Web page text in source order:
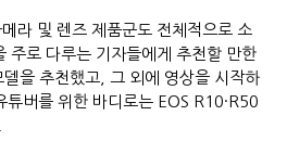
라 및 렌즈 제품군도 전체적으로 소
주로 다루는 기자들에게 추천할 만한
델을 추천했고, 그 외에 영상을 시작하
버를 위한 바디로는 EOS R10·R50